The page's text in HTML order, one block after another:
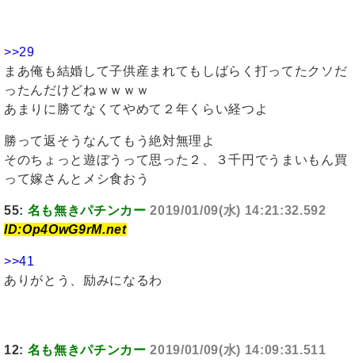
>>29
まあ俺も結婚して子供産まれてもしばらく打ってたクソだ
ったんだけどねｗｗｗｗ
あまりに勝てなくてやめて２年くらい経つよ
勝って返そうなんてもう絶対無理よ
そのちょっと遊ぼうって思った２、３千円でうまいもん買
って嫁さんとメシ食おう
55: 名も無きパチンカー 2019/01/09(水) 14:21:32.592
ID:Op4OwG9rM.net
>>41
ありがとう、励みになるわ
12: 名も無きパチンカー 2019/01/09(水) 14:09:31.511